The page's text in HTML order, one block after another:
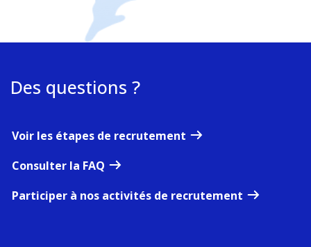
Des questions ?
Voir les étapes de recrutement
Consulter la FAQ
Participer à nos activités de recrutement